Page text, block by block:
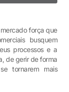
força que
busquem
processos e a
de gerir de forma
tornarem mais